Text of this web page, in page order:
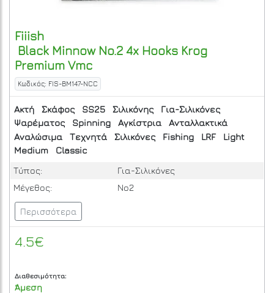
Fiiish
Black Minnow No.2 4x Hooks Krog
Premium Vmc
Κωδικός: FIS-BM147-NCC
Ακτή Σκάφος SS25 Σιλικόνης
Για-Σιλικόνες
Ψαρέματος
Spinning Αγκίστρια
Ανταλλακτικά
Αναλώσιμα
Τεχνητά Σιλικόνες Fishing LRF
Light
Medium
Classic
Τύπος:
Για-Σιλικόνες
Μέγεθος:
No2
Περισσότερα
4.5€
Διαθεσιμότητα:
Άμεση